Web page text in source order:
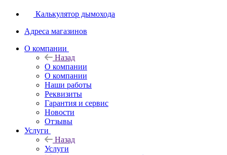
Калькулятор дымохода
Адреса магазинов
O компании
Назад
O компании
О компании
Наши работы
Реквизиты
Гарантия и сервис
Новости
Отзывы
Услуги
Назад
Услуги